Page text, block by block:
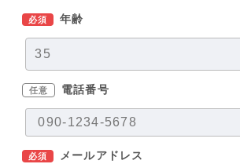
必須 年齢
任意 電話番号
必須 メールアドレス